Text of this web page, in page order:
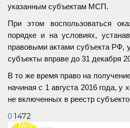
указанным субъектам МСП.
При этом воспользоваться
порядке и на условиях,
правовыми актами субъекта РФ,
субъекты вправе до 31 декабря
В то же время право на
начиная с 1 августа 2016 года, у
не включенных в реестр
0 1472